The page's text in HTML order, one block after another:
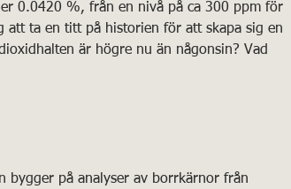
0.0420 %, från en nivå på ca 300 ppm för
att ta en titt på historien för att skapa sig en
är högre nu än någonsin? Vad
bygger på analyser av borrkärnor från